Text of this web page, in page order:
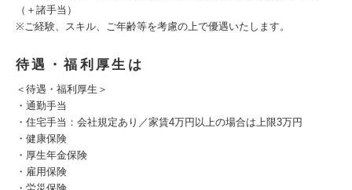
（＋諸手当）
※ご経験、スキル、ご年齢等を考慮の上で優遇いたします。
待遇・福利厚生は
＜待遇・福利厚生＞
・通勤手当
・住宅手当：会社規定あり／家賃4万円以上の場合は上限3万円
・健康保険
・厚生年金保険
・雇用保険